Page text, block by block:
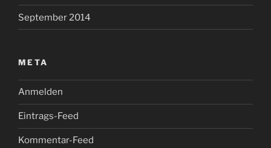
September 2014
META
Anmelden
Eintrags-Feed
Kommentar-Feed